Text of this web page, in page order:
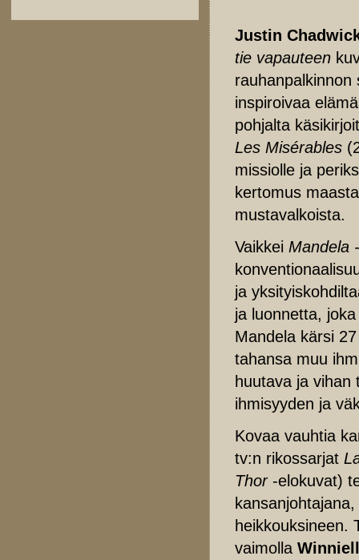
Justin
tie vapauteen
inspiroivaa
pohjalta
Les Misérables
missiolle ja
kertomus
mustavalkoista.
Vaikkei Mandela
ja
ja luonnetta,
Mandela kärsi
tahansa muu
huutava ja vihan
ihmisyyden ja
Kovaa vauhtia
tv:n rikossarjat
Thor-elokuvat)
heikkouksineen.
vaimolla